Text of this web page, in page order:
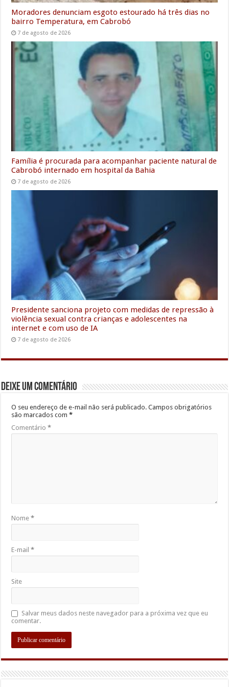
Moradores denunciam esgoto estourado há três dias no
bairro Temperatura, em Cabrobó
7 de agosto de 2026
Família é procurada para acompanhar paciente natural de
Cabrobó internado em hospital da Bahia
7 de agosto de 2026
Presidente sanciona projeto com medidas de repressão à
violência sexual contra crianças e adolescentes na
internet e com uso de IA
7 de agosto de 2026
Deixe um comentário
O seu endereço de e-mail não será publicado. Campos obrigatórios
são marcados com*
Comentário*
Nome*
E-mail*
Site
Salvar meus dados neste navegador para a próxima vez que eu
comentar.